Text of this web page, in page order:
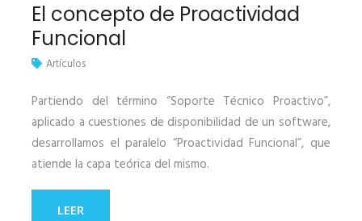
El concepto de Proactividad
Funcional
Artículos
Partiendo del término “Soporte Técnico Proactivo”,
aplicado a cuestiones de disponibilidad de un software,
desarrollamos el paralelo “Proactividad Funcional”, que
atiende la capa teórica del mismo.
LEER